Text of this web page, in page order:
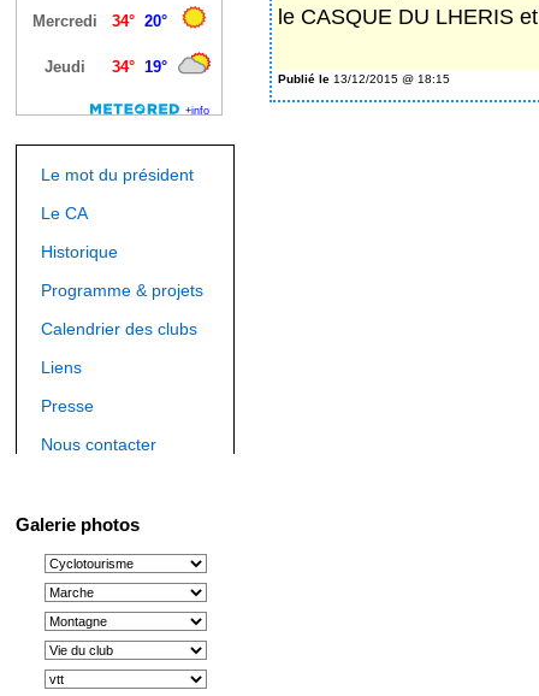
Le mot du président
Le CA
Historique
Programme & projets
Calendrier des clubs
Liens
Presse
Nous contacter
Galerie photos
le CASQUE DU LHERIS
Publié le 13/12/2015 @ 18:15